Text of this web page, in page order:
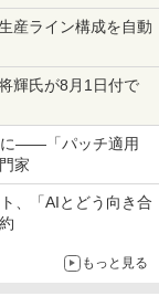
産ライン構成を自動
輝氏が8月1日付で
に――「パッチ適用
家
、「AIとどう向き合
もっと見る